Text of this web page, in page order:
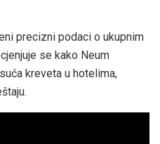
precizni podaci o ukupnim
se kako Neum
kreveta u hotelima,